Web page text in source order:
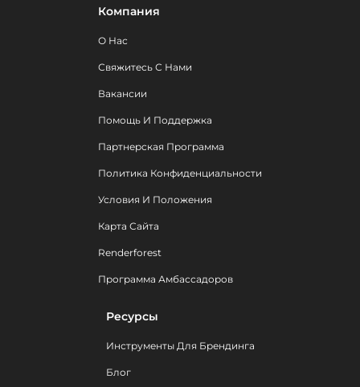
Компания
О Нас
Свяжитесь С Нами
Вакансии
Помощь И Поддержка
Партнерская Программа
Политика Конфиденциальности
Условия И Положения
Карта Сайта
Renderforest
Программа Амбассадоров
Ресурсы
Инструменты Для Брендинга
Блог